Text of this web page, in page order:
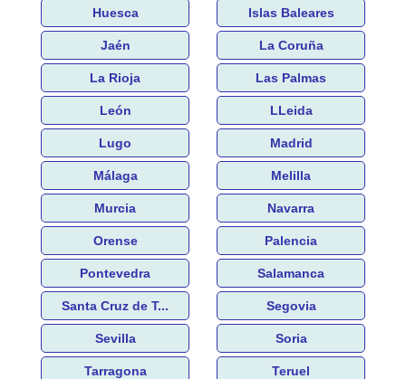
Huesca Islas Baleares
Jaén La Coruña
La Rioja Las Palmas
León LLeida
Lugo Madrid
Málaga Melilla
Murcia Navarra
Orense Palencia
Pontevedra Salamanca
Santa Cruz de T... Segovia
Sevilla Soria
Tarragona Teruel